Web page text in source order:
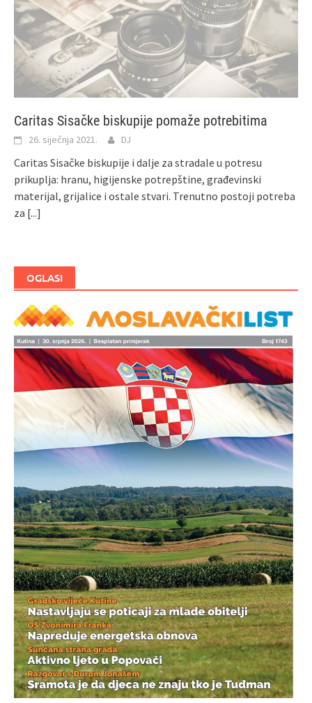
Caritas Sisačke biskupije pomaže potrebitima
26. siječnja 2021. DJ
Caritas Sisačke biskupije i dalje za stradale u potresu
prikuplja: hranu, higijenske potrepštine, građevinski
materijal, grijalice i ostale stvari. Trenutno postoji potreba
za [...]
OGLASI